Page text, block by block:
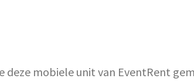
deze mobiele unit van EventRent